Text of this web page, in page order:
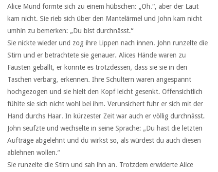
Alice Mund formte sich zu einem hübschen: „Oh.“, aber der Laut
kam nicht. Sie rieb sich über den Mantelärmel und John kam nicht
umhin zu bemerken: „Du bist durchnässt.“
Sie nickte wieder und zog ihre Lippen nach innen. John runzelte die
Stirn und er betrachtete sie genauer. Alices Hände waren zu
Fäusten geballt, er konnte es trotzdessen, dass sie sie in den
Taschen verbarg, erkennen. Ihre Schultern waren angespannt
hochgezogen und sie hielt den Kopf leicht gesenkt. Offensichtlich
fühlte sie sich nicht wohl bei ihm. Verunsichert fuhr er sich mit der
Hand durchs Haar. In kürzester Zeit war auch er völlig durchnässt.
John seufzte und wechselte in seine Sprache: „Du hast die letzten
Aufträge abgelehnt und du wirkst so, als würdest du auch diesen
ablehnen wollen.“
Sie runzelte die Stirn und sah ihn an. Trotzdem erwiderte Alice